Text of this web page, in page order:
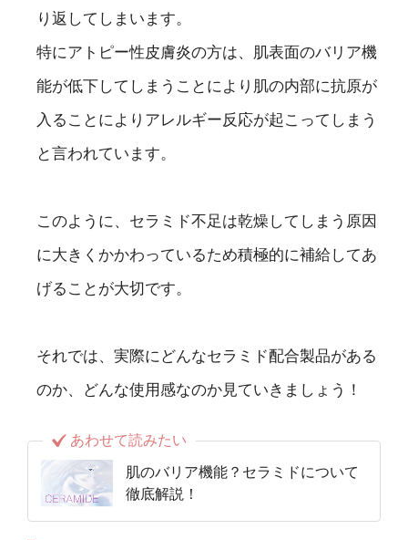
り返してしまいます。
特にアトピー性皮膚炎の方は、肌表面のバリア機
能が低下してしまうことにより肌の内部に抗原が
入ることによりアレルギー反応が起こってしまう
と言われています。
このように、セラミド不足は乾燥してしまう原因
に大きくかかわっているため積極的に補給してあ
げることが大切です。
それでは、実際にどんなセラミド配合製品がある
のか、どんな使用感なのか見ていきましょう！
あわせて読みたい
肌のバリア機能？セラミドについて
徹底解説！